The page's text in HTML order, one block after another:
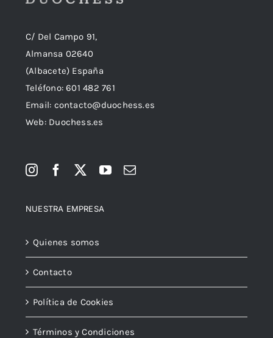
C/ Del Campo 91,
Almansa 02640
(Albacete) España
Teléfono:601 482 761
Email: contacto@duochess.es
Web: Duochess.es
NUESTRA EMPRESA
Quienes somos
Contacto
Política de Cookies
Términos y Condiciones